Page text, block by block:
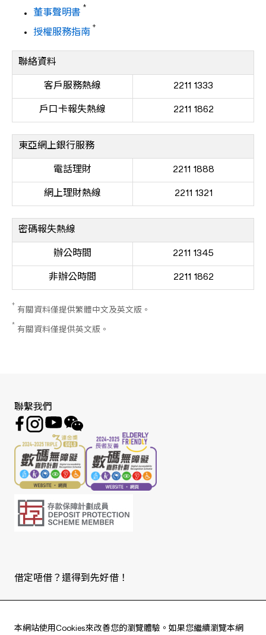
董事聲明書
*
授權服務指南
+
聯絡資料
客戶服務熱線 2211 1333
戶口卡報失熱線 2211 1862
東亞網上銀行服務
電話理財 2211 1888
網上理財熱線 2211 1321
密碼報失熱線
辦公時間 2211 1345
非辦公時間 2211 1862
+
有關資料僅提供繁體中文及英文版。
*
有關資料僅提供英文版。
本網站使用Cookies來改善您的瀏覽體驗。如果您繼續瀏覽本網
聯繫我們
借定唔借？還得到先好借！